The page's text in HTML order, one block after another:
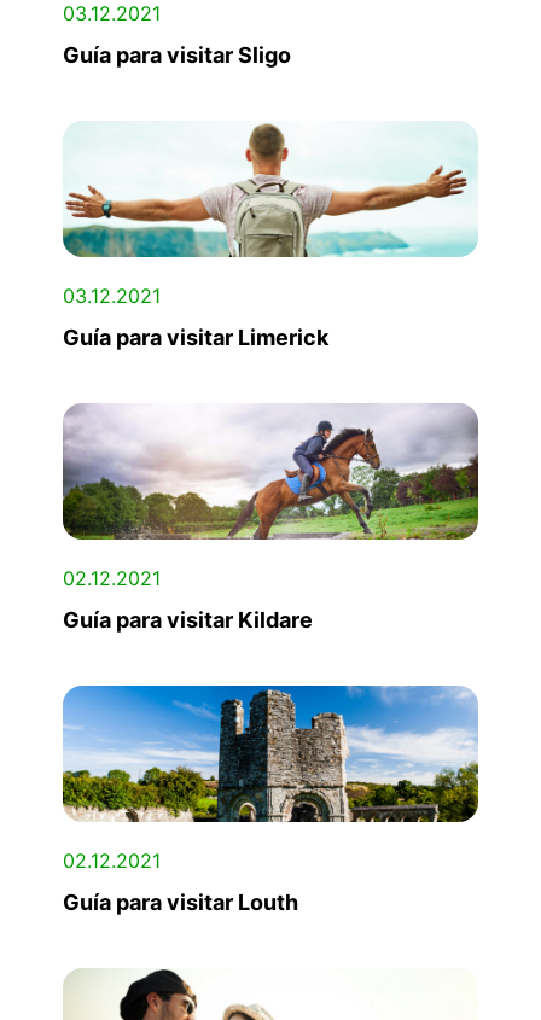
03.12.2021
Guía para visitar Sligo
03.12.2021
Guía para visitar Limerick
02.12.2021
Guía para visitar Kildare
02.12.2021
Guía para visitar Louth